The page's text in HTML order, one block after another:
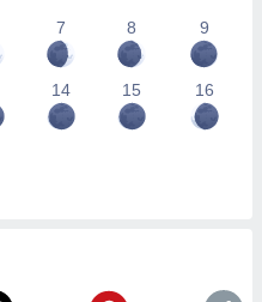
7 8 9
14 15 16